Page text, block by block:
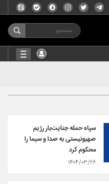
سپاه حمله جنایت‌بار رژیم
صهیونیستی به صدا و سیما را
محکوم کرد
۱۴۰۴/۰۳/۲۶